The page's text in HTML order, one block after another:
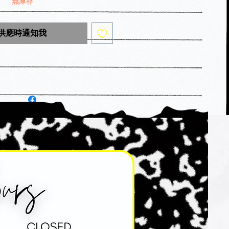
應時通知我